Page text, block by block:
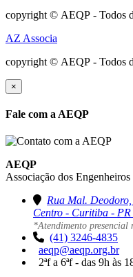
copyright © AEQP - Todos
AZ Associa
copyright © AEQP - Todos
×
Fale com a AEQP
AEQP
Associação dos
Rua Mal.
Centro - Curitiba -
*Atendimento presencial
(41) 3246-4835
aeqp@aeqp.org.br
2ªf a 6ªf - das 9h às